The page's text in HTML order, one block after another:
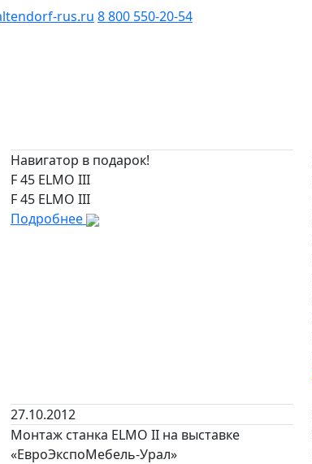
rus.ru 8 800 550-20-54
Навигатор в подарок!
F 45 ELMO III
F 45 ELMO III
Подробнее
27.10.2012
Монтаж станка ELMO II на выставке
«ЕвроЭкспоМебель-Урал»